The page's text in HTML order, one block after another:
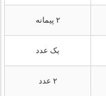
۲ پیمانه
یک عدد
۲ عدد